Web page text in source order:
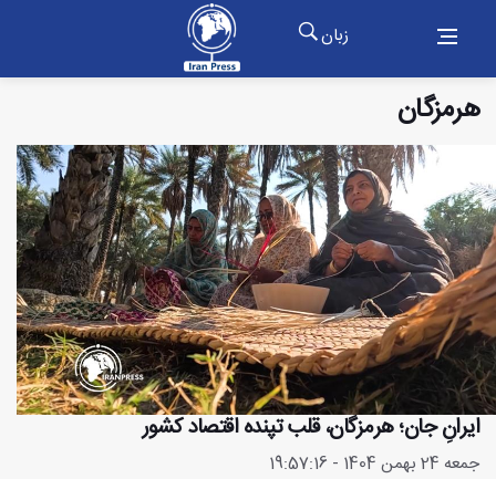
زبان
هرمزگان
ایرانِ جان؛ هرمزگان، قلب تپنده اقتصاد کشور
جمعه 24 بهمن 1404 - 19:57:16